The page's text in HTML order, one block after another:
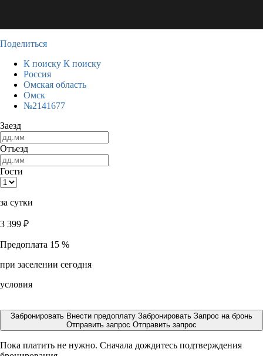
Поделиться
К поиску К поиску
Россия
Омская область
Омск
№2141677
Заезд
Отъезд
Гости
за сутки
3 399 ₽
Предоплата 15 %
при заселении сегодня
условия
Забронировать Внести предоплату Забронировать Запрос на бронь
Отправить запрос Отправить запрос
Пока платить не нужно. Сначала дождитесь подтверждения